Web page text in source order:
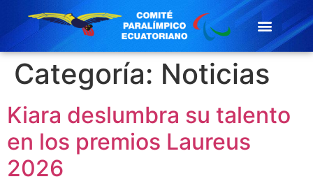
Categoría: Noticias
Kiara deslumbra su talento
en los premios Laureus
2026